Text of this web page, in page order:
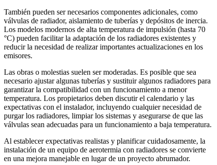
También pueden ser necesarios componentes adicionales, como
válvulas de radiador, aislamiento de tuberías y depósitos de inercia.
Los modelos modernos de alta temperatura de impulsión (hasta 70
°C) pueden facilitar la adaptación de los radiadores existentes y
reducir la necesidad de realizar importantes actualizaciones en los
emisores.
Las obras o molestias suelen ser moderadas. Es posible que sea
necesario ajustar algunas tuberías y sustituir algunos radiadores para
garantizar la compatibilidad con un funcionamiento a menor
temperatura. Los propietarios deben discutir el calendario y las
expectativas con el instalador, incluyendo cualquier necesidad de
purgar los radiadores, limpiar los sistemas y asegurarse de que las
válvulas sean adecuadas para un funcionamiento a baja temperatura.
Al establecer expectativas realistas y planificar cuidadosamente, la
instalación de un equipo de aerotermia con radiadores se convierte
en una mejora manejable en lugar de un proyecto abrumador.